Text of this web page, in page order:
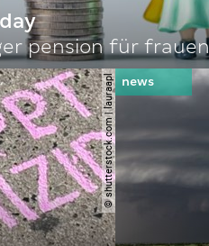
pension für frauen
© shutterstock.com | lauraapl